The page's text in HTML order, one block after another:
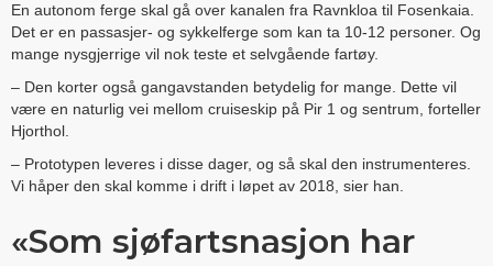
En autonom ferge skal gå over kanalen fra Ravnkloa til Fosenkaia.
Det er en passasjer- og sykkelferge som kan ta 10-12 personer. Og
mange nysgjerrige vil nok teste et selvgående fartøy.
– Den korter også gangavstanden betydelig for mange. Dette vil
være en naturlig vei mellom cruiseskip på Pir 1 og sentrum, forteller
Hjorthol.
– Prototypen leveres i disse dager, og så skal den instrumenteres.
Vi håper den skal komme i drift i løpet av 2018, sier han.
«Som sjøfartsnasjon har